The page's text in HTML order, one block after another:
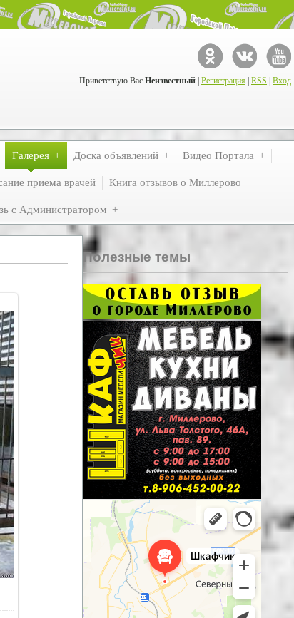
Приветствую Вас Неизвестный Регистрация RSS Вход
Галерея Доска объявлений Видео Портала
приема врачей Книга отзывов о Миллерово
с Администратором
Полезные темы